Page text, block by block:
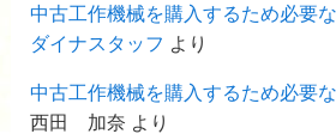
中古工作機械を購入するため必要
ダイナスタッフ より
中古工作機械を購入するため必要
西田 加奈 より